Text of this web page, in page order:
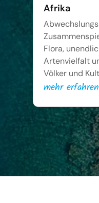
Afrika
Flora,
Artenvielfalt
Völker und
mehr erfahren